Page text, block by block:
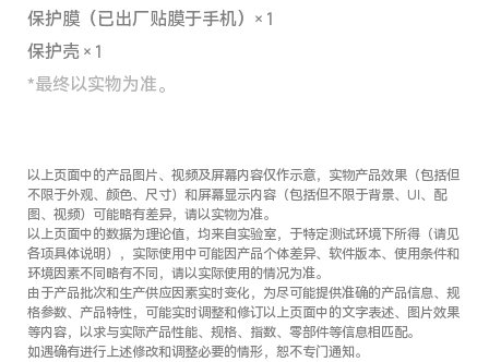
保护膜（已出厂贴膜于手机）× 1
保护壳 × 1
*最终以实物为准。
以上页面中的产品图片、视频及屏幕内容仅作示意，实物产品效果（包括但
不限于外观、颜色、尺寸）和屏幕显示内容（包括但不限于背景、UI、配
图、视频）可能略有差异，请以实物为准。
以上页面中的数据为理论值，均来自实验室，于特定测试环境下所得（请见
各项具体说明），实际使用中可能因产品个体差异、软件版本、使用条件和
环境因素不同略有不同，请以实际使用的情况为准。
由于产品批次和生产供应因素实时变化，为尽可能提供准确的产品信息、规
格参数、产品特性，可能实时调整和修订以上页面中的文字表述、图片效果
等内容，以求与实际产品性能、规格、指数、零部件等信息相匹配。
如遇确有进行上述修改和调整必要的情形，恕不专门通知。